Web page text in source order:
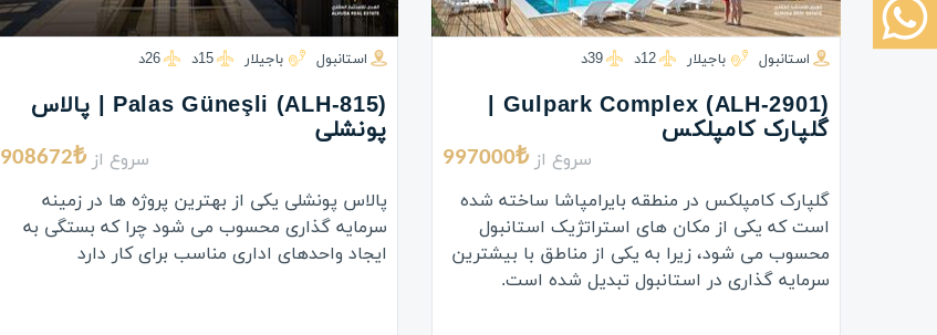
استانبول باجیلار 12د 39د
(ALH-2901) Gulpark Complex |
گلپارک کامپلکس
سروع از 997000₺
گلپارک کامپلکس در منطقه بایرامپاشا ساخته شده
است که یکی از مکان های استراتژیک استانبول
محسوب می شود، زیرا به یکی از مناطق با بیشترین
سرمایه گذاری در استانبول تبدیل شده است.
استانبول باجیلار 15د 26د
(ALH-815) Palas Güneşli | پالاس
پونشلی
سروع از 908672₺
پالاس پونشلی یکی از بهترین پروژه ها در زمینه
سرمایه گذاری محسوب می شود چرا که بستگی به
ایجاد واحدهای اداری مناسب برای کار دارد